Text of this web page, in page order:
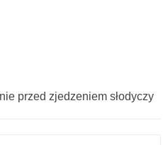
przed zjedzeniem słodyczy